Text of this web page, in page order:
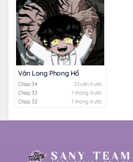
Vân Long Phong Hổ
Chap 34
2 tuần trước
Chap 33
1 tháng trước
Chap 32
1 tháng trước